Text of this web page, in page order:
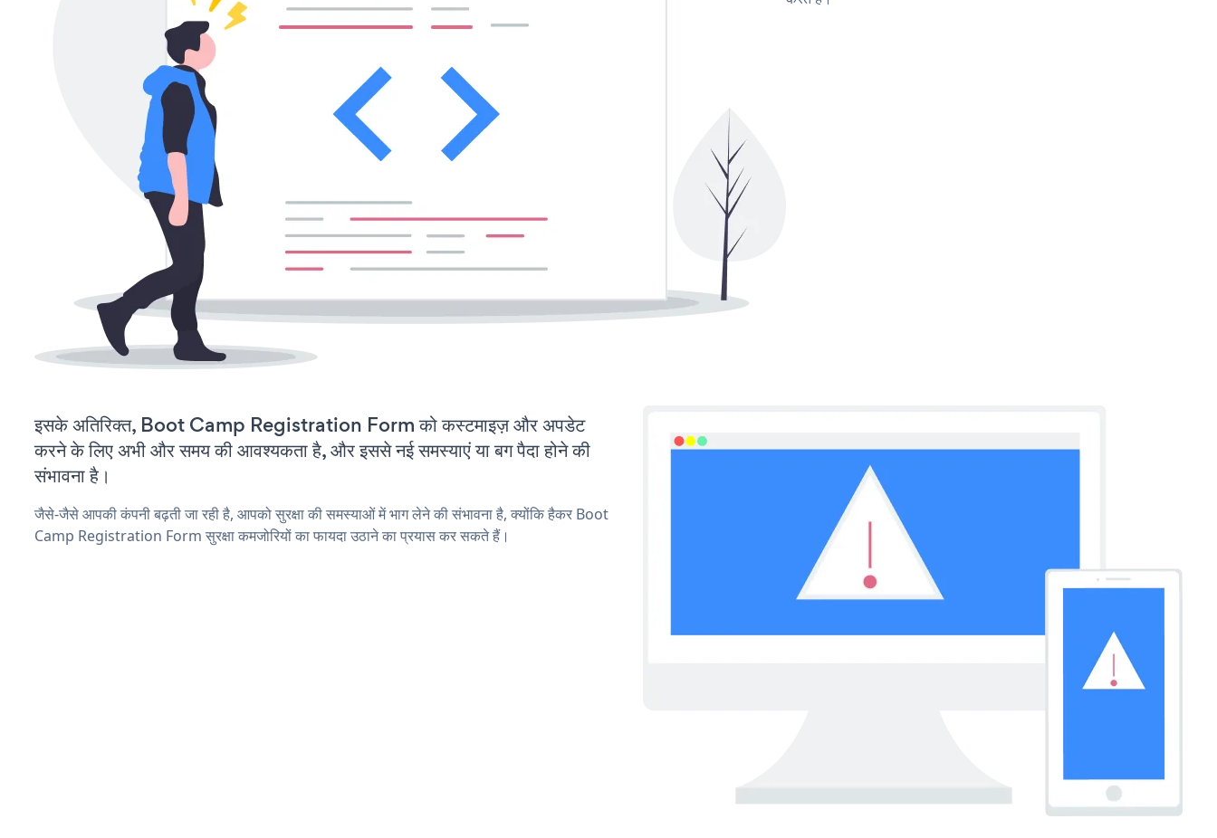
इसके अतिरिक्त, Boot Camp Registration Form को कस्टमाइज़ और अपडेट
करने के लिए अभी और समय की आवश्यकता है, और इससे नई समस्याएं या बग पैदा होने की
संभावना है।
जैसे-जैसे आपकी कंपनी बढ़ती जा रही है, आपको सुरक्षा की समस्याओं में भाग लेने की संभावना है, क्योंकि हैकर Boot
Camp Registration Form सुरक्षा कमजोरियों का फायदा उठाने का प्रयास कर सकते हैं।